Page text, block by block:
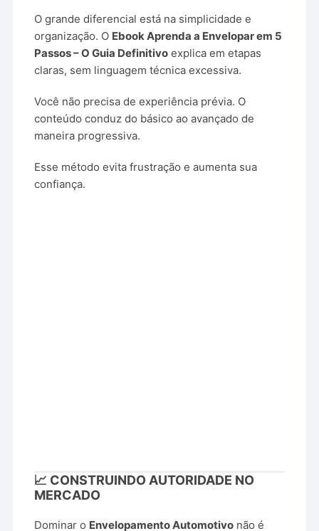
O grande diferencial está na simplicidade e
organização. O Ebook Aprenda a Envelopar em 5
Passos – O Guia Definitivo explica em etapas
claras, sem linguagem técnica excessiva.
Você não precisa de experiência prévia. O
conteúdo conduz do básico ao avançado de
maneira progressiva.
Esse método evita frustração e aumenta sua
confiança.
📈 CONSTRUINDO AUTORIDADE NO
MERCADO
Dominar o Envelopamento Automotivo não é